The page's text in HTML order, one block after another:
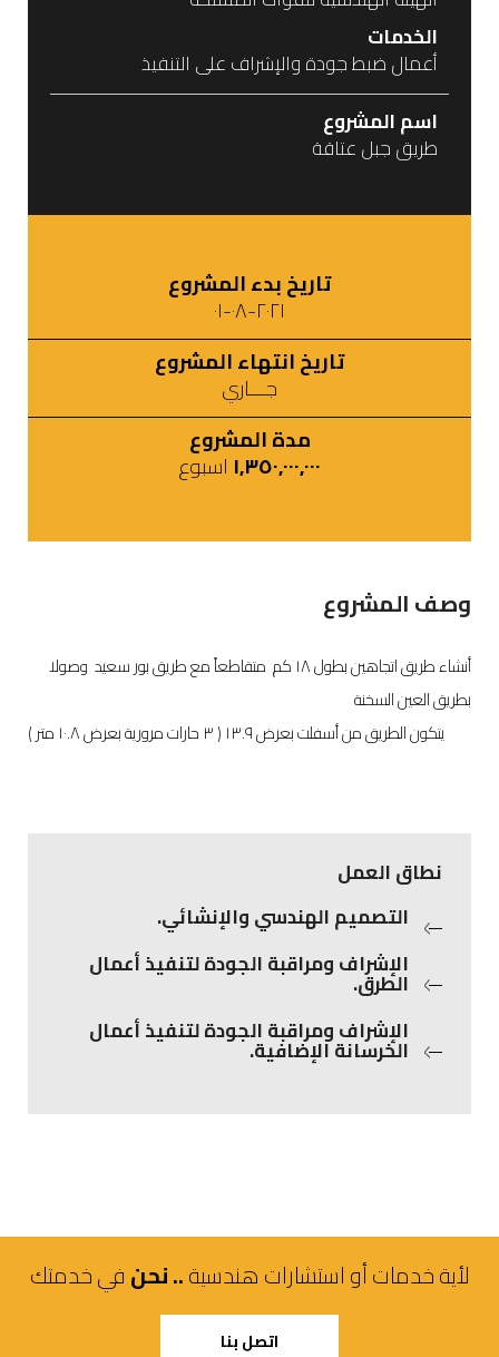
الخدمات
أعمال ضبط جودة والإشراف على التنفيذ
اسم المشروع
طريق جبل عتاقة
تاريخ بدء المشروع
٢٠٢١-٠٨-٠١
تاريخ انتهاء المشروع
جـــاري
مدة المشروع
١,٣٥٠,٠٠٠,٠٠٠ اسبوع
وصف المشروع
أنشاء طريق اتجاهين بطول ١٨ كم متقاطعاً مع طريق بور سعيد وصولا
بطريق العين السخنة
يتكون الطريق من أسفلت بعرض ١٣.٩ ( ٣ حارات مرورية بعرض ١٠.٨ متر )
نطاق العمل
التصميم الهندسي والإنشائي.
الإشراف ومراقبة الجودة لتنفيذ أعمال
الطرق.
الإشراف ومراقبة الجودة لتنفيذ أعمال
الخرسانة الإضافية.
لأية خدمات أو استشارات هندسية.. نحنفي خدمتك
اتصل بنا